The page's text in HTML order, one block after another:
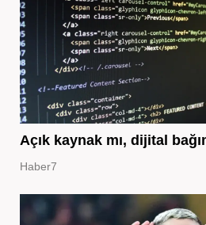
Açık kaynak mı, dijital
Haber7